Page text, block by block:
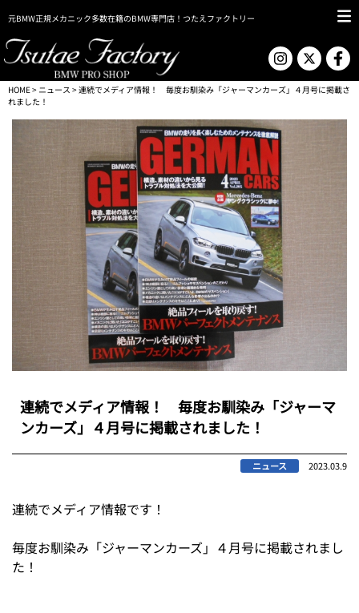
元BMW正規メカニック多数在籍のBMW専門店！つたえファクトリー
HOME> ニュース > 連続でメディア情報！ 毎度お馴染み「ジャーマンカーズ」４月号に掲載さ
れました！
連続でメディア情報！ 毎度お馴染み「ジャーマ
ンカーズ」４月号に掲載されました！
ニュース 2023.03.9
連続でメディア情報です！
毎度お馴染み「ジャーマンカーズ」４月号に掲載されまし
た！